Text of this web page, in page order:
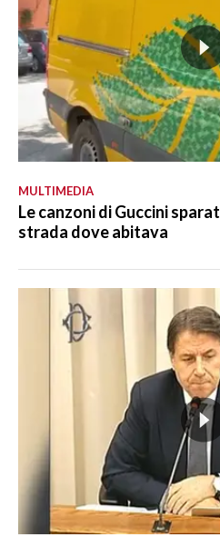
MULTIMEDIA
Le canzoni di Guccini
strada dove abitava